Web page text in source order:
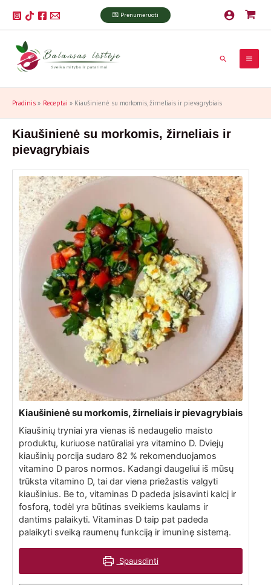
prie
turinio
💌 Prenumeruoti
Paieška
Pradinis Receptai Kiaušinienė su morkomis, žirneliais ir pievagrybiais
Kiaušinienė su morkomis, žirneliais ir
pievagrybiais
Kiaušinienė su morkomis, žirneliais ir pievagrybiais
Kiaušinių tryniai yra vienas iš nedaugelio maisto
produktų, kuriuose natūraliai yra vitamino D. Dviejų
kiaušinių porcija sudaro 82 % rekomenduojamos
vitamino D paros normos. Kadangi daugeliui iš mūsų
trūksta vitamino D, tai dar viena priežastis valgyti
kiaušinius. Be to, vitaminas D padeda įsisavinti kalcį ir
fosforą, todėl yra būtinas sveikiems kaulams ir
dantims palaikyti. Vitaminas D taip pat padeda
palaikyti sveiką raumenų funkciją ir imuninę sistemą.
Spausdinti
P
i
e